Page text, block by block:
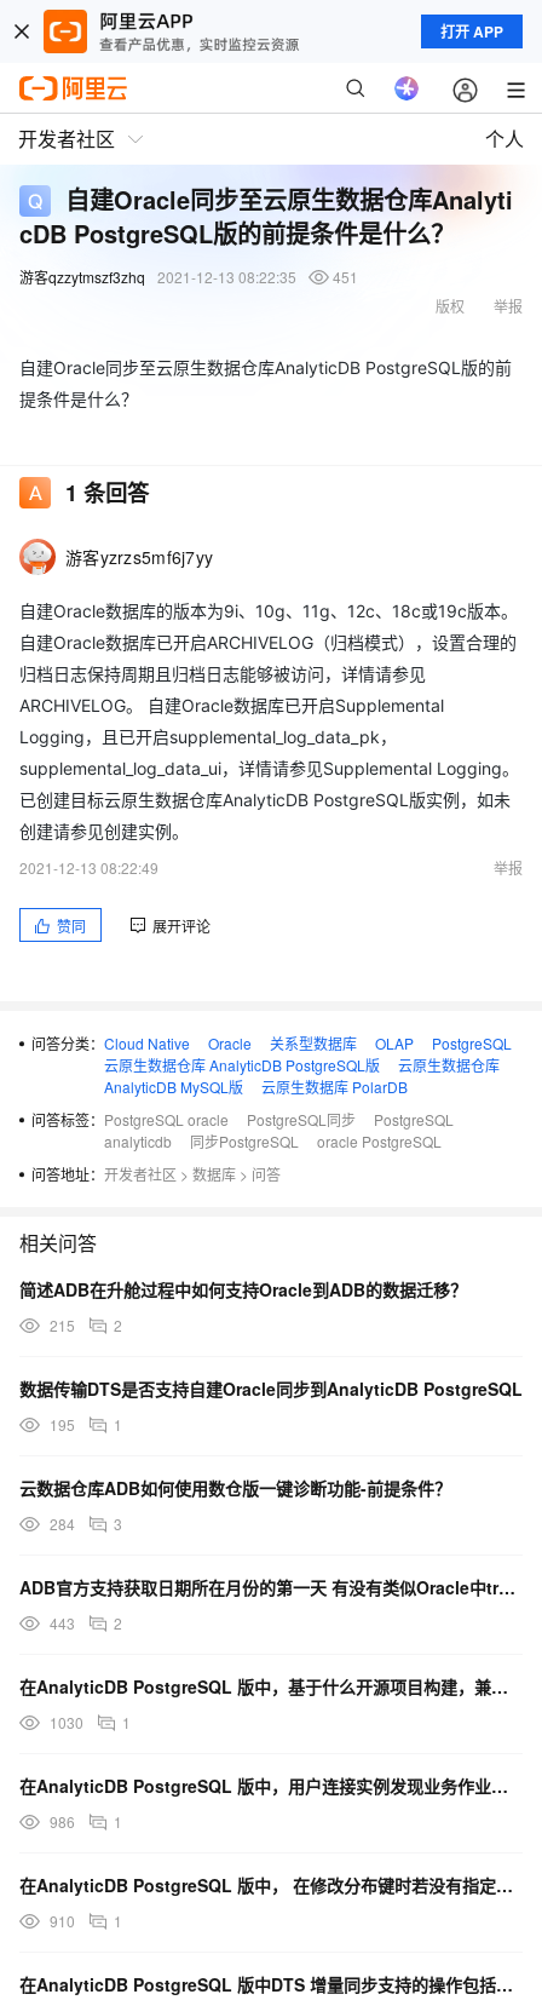
打开 APP
开发者社区 个人
自建Oracle同步至云原生数据仓库Analyti
cDB PostgreSQL版的前提条件是什么？
游客qzzytmszf3zhq 2021-12-13 08:22:35
451
举报
版权
自建Oracle同步至云原生数据仓库AnalyticDB PostgreSQL版的前
提条件是什么？
1 条回答
游客yzrzs5mf6j7yy
自建Oracle数据库的版本为9i、10g、11g、12c、18c或19c版本。
自建Oracle数据库已开启ARCHIVELOG（归档模式），设置合理的
归档日志保持周期且归档日志能够被访问，详情请参见
ARCHIVELOG。 自建Oracle数据库已开启Supplemental
Logging，且已开启supplemental_log_data_pk，
supplemental_log_data_ui，详情请参见Supplemental Logging。
已创建目标云原生数据仓库AnalyticDB PostgreSQL版实例，如未
创建请参见创建实例。
2021-12-13 08:22:49
举报
赞同 展开评论
问答分类： Cloud Native Oracle 关系型数据库 OLAP
PostgreSQL
云原生数据仓库 AnalyticDB PostgreSQL版
云原生数据仓库
AnalyticDB MySQL版
云原生数据库 PolarDB
问答标签： PostgreSQL oracle PostgreSQL同步
PostgreSQL
analyticdb
同步PostgreSQL
oracle PostgreSQL
问答地址： 开发者社区 > 数据库 > 问答
相关问答
简述ADB在升舱过程中如何支持Oracle到ADB的数据迁移？
215 2
数据传输DTS是否支持自建Oracle同步到AnalyticDB PostgreSQL
195 1
云数据仓库ADB如何使用数仓版一键诊断功能-前提条件？
284 3
ADB官方支持获取日期所在月份的第一天 有没有类似Oracle中trunc()函数这种？
443 2
在AnalyticDB PostgreSQL 版中，基于什么开源项目构建，兼容ANSI SQL 20
1030 1
在AnalyticDB PostgreSQL 版中，用户连接实例发现业务作业跑的比较慢，同时业务查询
986 1
在AnalyticDB PostgreSQL 版中， 在修改分布键时若没有指定REORGANIZ
910 1
在AnalyticDB PostgreSQL 版中DTS 增量同步支持的操作包括哪些？